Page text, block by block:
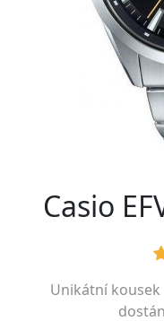
Casio
Unikátní